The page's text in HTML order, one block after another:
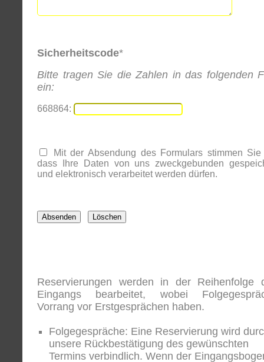
Sicherheitscode*
Bitte tragen Sie die Zahlen in das folgenden
ein:
668864:
Mit der Absendung des Formulars stimmen Sie
dass Ihre Daten von uns zweckgebunden
und elektronisch verarbeitet werden dürfen.
Reservierungen werden in der Reihenfolge
Eingangs bearbeitet, wobei
Vorrang vor Erstgesprächen haben.
Folgegespräche: Eine Reservierung wird
unsere Rückbestätigung des gewünschten
Termins verbindlich. Wenn der